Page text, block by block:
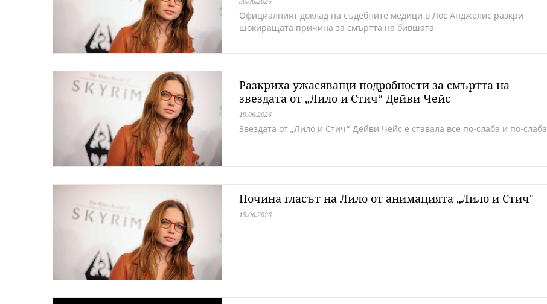
Официалният доклад на съдебните медици в Лос Анджелис разкри
шокиращата причина за смъртта на бившата
Разкриха ужасяващи подробности за смъртта на
звездата от „Лило и Стич“ Дейви Чейс
19.06.2026
Звездата от „Лило и Стич“ Дейви Чейс е ставала все по-слаба и по-слаба
Почина гласът на Лило от анимацията „Лило и Стич"
18.06.2026